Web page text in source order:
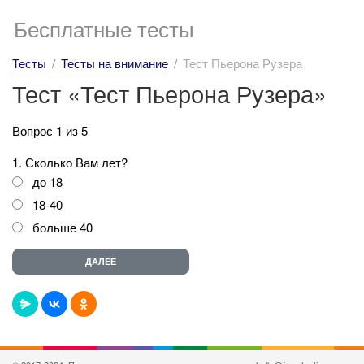
Бесплатные тесты
Тесты Тесты на внимание Тест Пьерона Рузера
Тест «Тест Пьерона Рузера»
Вопрос 1 из 5
1. Сколько Вам лет?
до 18
18-40
больше 40